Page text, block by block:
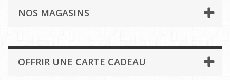
NOS MAGASINS
OFFRIR UNE CARTE CADEAU